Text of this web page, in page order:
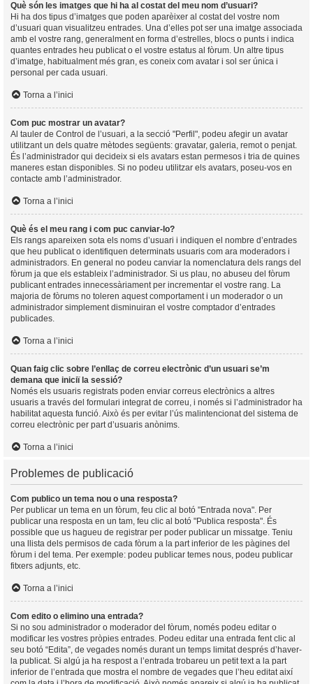
Què són les imatges que hi ha al costat del meu nom d’usuari?
Hi ha dos tipus d’imatges que poden aparèixer al costat del vostre nom
d’usuari quan visualitzeu entrades. Una d’elles pot ser una imatge associada
amb el vostre rang, generalment en forma d’estrelles, blocs o punts i indica
quantes entrades heu publicat o el vostre estatus al fòrum. Un altre tipus
d’imatge, habitualment més gran, es coneix com avatar i sol ser única i
personal per cada usuari.
Torna a l’inici
Com puc mostrar un avatar?
Al tauler de Control de l’usuari, a la secció "Perfil", podeu afegir un avatar
utilitzant un dels quatre mètodes següents: gravatar, galeria, remot o penjat.
És l’administrador qui decideix si els avatars estan permesos i tria de quines
maneres estan disponibles. Si no podeu utilitzar els avatars, poseu-vos en
contacte amb l’administrador.
Torna a l’inici
Què és el meu rang i com puc canviar-lo?
Els rangs apareixen sota els noms d’usuari i indiquen el nombre d’entrades
que heu publicat o identifiquen determinats usuaris com ara moderadors i
administradors. En general no podeu canviar la nomenclatura dels rangs del
fòrum ja que els estableix l’administrador. Si us plau, no abuseu del fòrum
publicant entrades innecessàriament per incrementar el vostre rang. La
majoria de fòrums no toleren aquest comportament i un moderador o un
administrador simplement disminuiran el vostre comptador d’entrades
publicades.
Torna a l’inici
Quan faig clic sobre l’enllaç de correu electrònic d’un usuari se’m
demana que iniciï la sessió?
Només els usuaris registrats poden enviar correus electrònics a altres
usuaris a través del formulari integrat de correu, i només si l’administrador ha
habilitat aquesta funció. Això és per evitar l’ús malintencionat del sistema de
correu electrònic per part d’usuaris anònims.
Torna a l’inici
Problemes de publicació
Com publico un tema nou o una resposta?
Per publicar un tema en un fòrum, feu clic al botó "Entrada nova". Per
publicar una resposta en un tam, feu clic al botó "Publica resposta". És
possible que us hagueu de registrar per poder publicar un missatge. Teniu
una llista dels permisos de cada fòrum a la part inferior de les pàgines del
fòrum i del tema. Per exemple: podeu publicar temes nous, podeu publicar
fitxers adjunts, etc.
Torna a l’inici
Com edito o elimino una entrada?
Si no sou administrador o moderador del fòrum, només podeu editar o
modificar les vostres pròpies entrades. Podeu editar una entrada fent clic al
seu botó “Edita”, de vegades només durant un temps limitat després d’haver-
la publicat. Si algú ja ha respost a l’entrada trobareu un petit text a la part
inferior de l’entrada que mostra el nombre de vegades que l’heu editat així